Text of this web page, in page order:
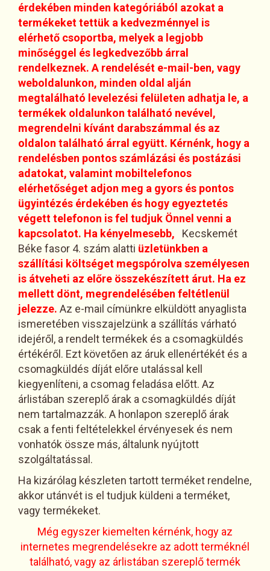
érdekében minden kategóriából azokat a
termékeket tettük a kedvezménnyel is
elérhető csoportba, melyek a legjobb
minőséggel és legkedvezőbb árral
rendelkeznek. A rendelését e-mail-ben, vagy
weboldalunkon, minden oldal alján
megtalálható levelezési felületen adhatja le, a
termékek oldalunkon található nevével,
megrendelni kívánt darabszámmal és az
oldalon található árral együtt. Kérnénk, hogy a
rendelésben pontos számlázási és postázási
adatokat, valamint mobiltelefonos
elérhetőséget adjon meg a gyors és pontos
ügyintézés érdekében és hogy egyeztetés
végett telefonon is fel tudjuk Önnel venni a
kapcsolatot. Ha kényelmesebb, Kecskemét
Béke fasor 4. szám alatti üzletünkben a
szállítási költséget megspórolva személyesen
is átveheti az előre összekészített árut. Ha ez
mellett dönt, megrendelésében feltétlenül
jelezze. Az e-mail címünkre elküldött anyaglista
ismeretében visszajelzünk a szállítás várható
idejéről, a rendelt termékek és a csomagküldés
értékéről. Ezt követően az áruk ellenértékét és a
csomagküldés díját előre utalással kell
kiegyenlíteni, a csomag feladása előtt. Az
árlistában szereplő árak a csomagküldés díját
nem tartalmazzák. A honlapon szereplő árak
csak a fenti feltételekkel érvényesek és nem
vonhatók össze más, általunk nyújtott
szolgáltatással.
Ha kizárólag készleten tartott terméket rendelne,
akkor utánvét is el tudjuk küldeni a terméket,
vagy termékeket.
Még egyszer kiemelten kérnénk, hogy az
internetes megrendelésekre az adott terméknél
található, vagy az árlistában szereplő termék